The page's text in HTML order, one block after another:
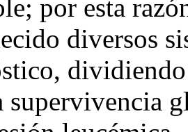
por esta
diversos
dividiendo
supervivencia